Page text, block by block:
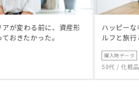
が変わる前に、資産形
おきたかった。
ハッピー
ルフと旅
購入時データ
50代 / 化粧